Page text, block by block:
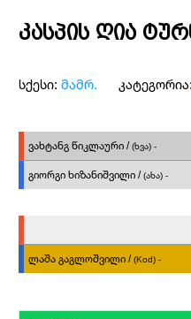
კასპის ღია
სქესი:მამრ.
ვახტანგ წიკლაური /(ხვა) -
გიორგი ხიზანიშვილი /(ახა) -
ლაშა გაგლოშვილი /(Kod) -